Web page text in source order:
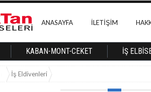
ANASAYFA İLETIŞIM
KABAN-MONT-CEKET İŞ
İş Eldivenleri